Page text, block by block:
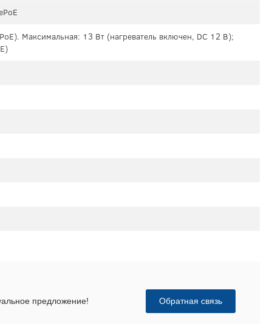
Максимальная: 13 Вт (нагреватель включен, DC 12 В);
предложение! Обратная связь